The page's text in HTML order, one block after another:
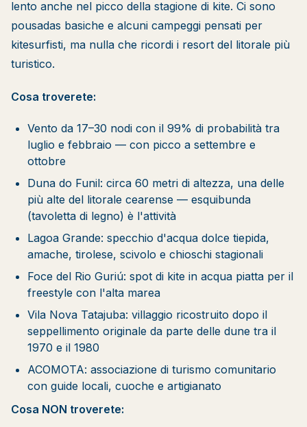
lento anche nel picco della stagione di kite. Ci sono
pousadas basiche e alcuni campeggi pensati per
kitesurfisti, ma nulla che ricordi i resort del litorale più
turistico.
Cosa troverete:
Vento da 17–30 nodi con il 99% di probabilità tra
luglio e febbraio — con picco a settembre e
ottobre
Duna do Funil: circa 60 metri di altezza, una delle
più alte del litorale cearense — esquibunda
(tavoletta di legno) è l'attività
Lagoa Grande: specchio d'acqua dolce tiepida,
amache, tirolese, scivolo e chioschi stagionali
Foce del Rio Guriú: spot di kite in acqua piatta per il
freestyle con l'alta marea
Vila Nova Tatajuba: villaggio ricostruito dopo il
seppellimento originale da parte delle dune tra il
1970 e il 1980
ACOMOTA: associazione di turismo comunitario
con guide locali, cuoche e artigianato
Cosa NON troverete: